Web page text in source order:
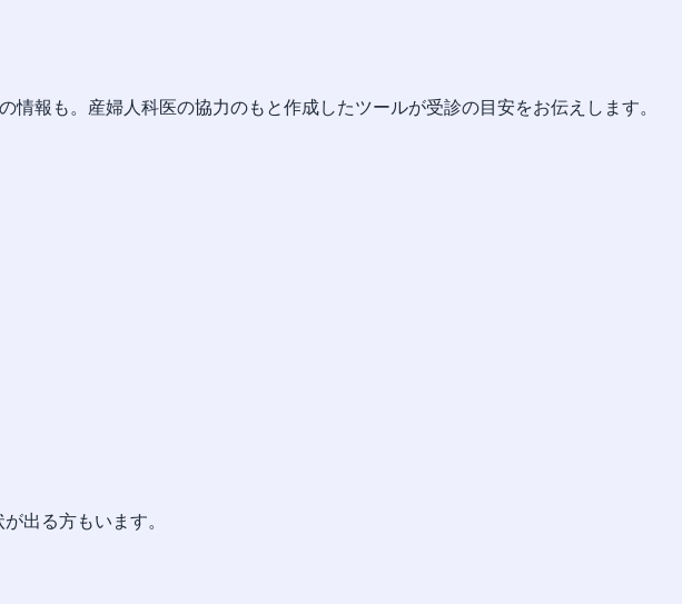
報も。産婦人科医の協力のもと作成したツールが受診の目安をお伝えします。
出る方もいます。